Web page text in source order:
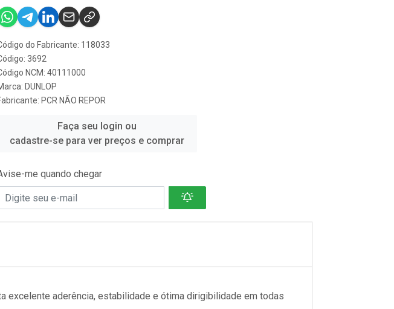
do Fabricante: 118033
3692
NCM: 40111000
DUNLOP
PCR NÃO REPOR
Faça seu login ou
cadastre-se para ver preços e comprar
me quando chegar
excelente aderência, estabilidade e ótima dirigibilidade em todas